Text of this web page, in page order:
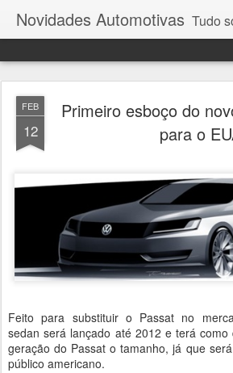
Novidades Automotivas Tudo
FEB
12
Primeiro esboço do
para o
Feito para substituir o Passat no
sedan será lançado até 2012 e terá
geração do Passat o tamanho, já que
público americano.